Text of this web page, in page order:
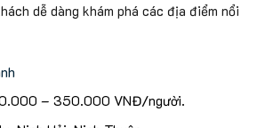
dễ dàng khám phá các địa điểm nổi
– 350.000 VNĐ/người.